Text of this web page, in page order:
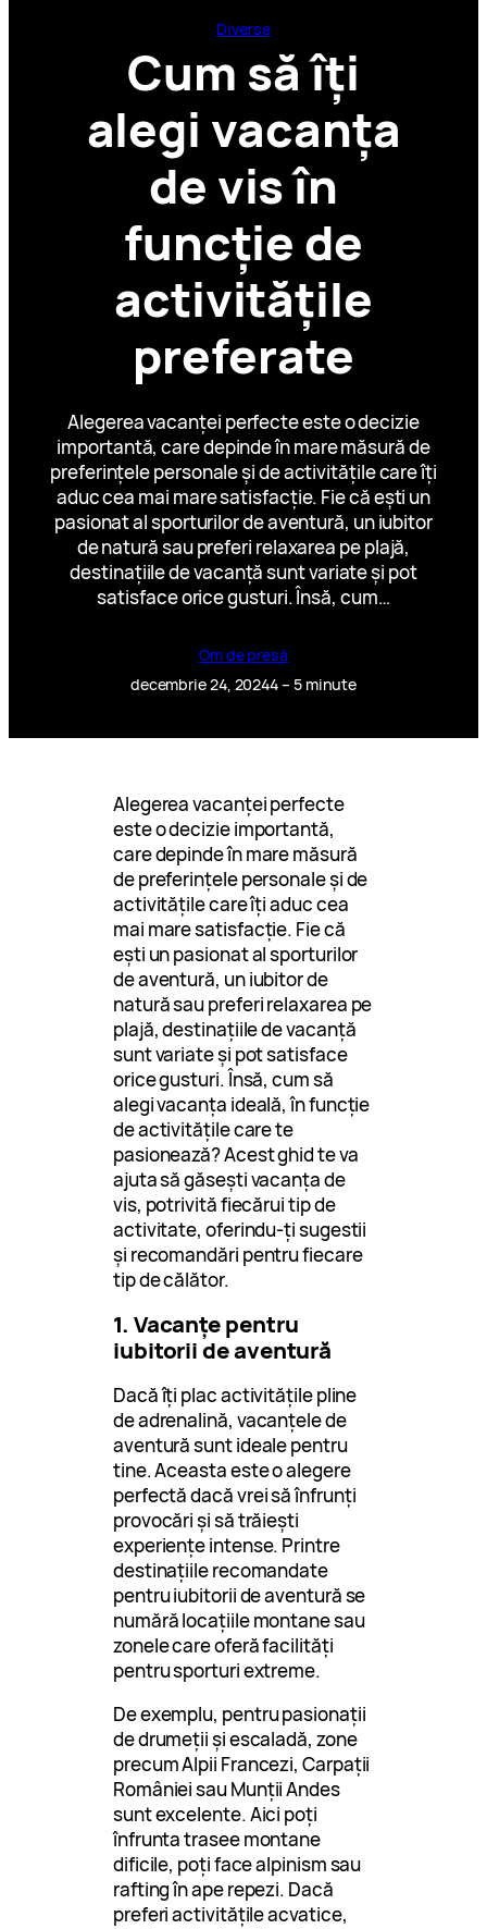
Diverse
Cum să îți
alegi vacanța
de vis în
funcție de
activitățile
preferate
Alegerea vacanței perfecte este o decizie
importantă, care depinde în mare măsură de
preferințele personale și de activitățile care îți
aduc cea mai mare satisfacție. Fie că ești un
pasionat al sporturilor de aventură, un iubitor
de natură sau preferi relaxarea pe plajă,
destinațiile de vacanță sunt variate și pot
satisface orice gusturi. Însă, cum…
Om de presă
decembrie 24, 20244 – 5 minute
Alegerea vacanței perfecte
este o decizie importantă,
care depinde în mare măsură
de preferințele personale și de
activitățile care îți aduc cea
mai mare satisfacție. Fie că
ești un pasionat al sporturilor
de aventură, un iubitor de
natură sau preferi relaxarea pe
plajă, destinațiile de vacanță
sunt variate și pot satisface
orice gusturi. Însă, cum să
alegi vacanța ideală, în funcție
de activitățile care te
pasionează? Acest ghid te va
ajuta să găsești vacanța de
vis, potrivită fiecărui tip de
activitate, oferindu-ți sugestii
și recomandări pentru fiecare
tip de călător.
1. Vacanțe pentru
iubitorii de aventură
Dacă îți plac activitățile pline
de adrenalină, vacanțele de
aventură sunt ideale pentru
tine. Aceasta este o alegere
perfectă dacă vrei să înfrunți
provocări și să trăiești
experiențe intense. Printre
destinațiile recomandate
pentru iubitorii de aventură se
numără locațiile montane sau
zonele care oferă facilități
pentru sporturi extreme.
De exemplu, pentru pasionații
de drumeții și escaladă, zone
precum Alpii Francezi, Carpații
României sau Munții Andes
sunt excelente. Aici poți
înfrunta trasee montane
dificile, poți face alpinism sau
rafting în ape repezi. Dacă
preferi activitățile acvatice,